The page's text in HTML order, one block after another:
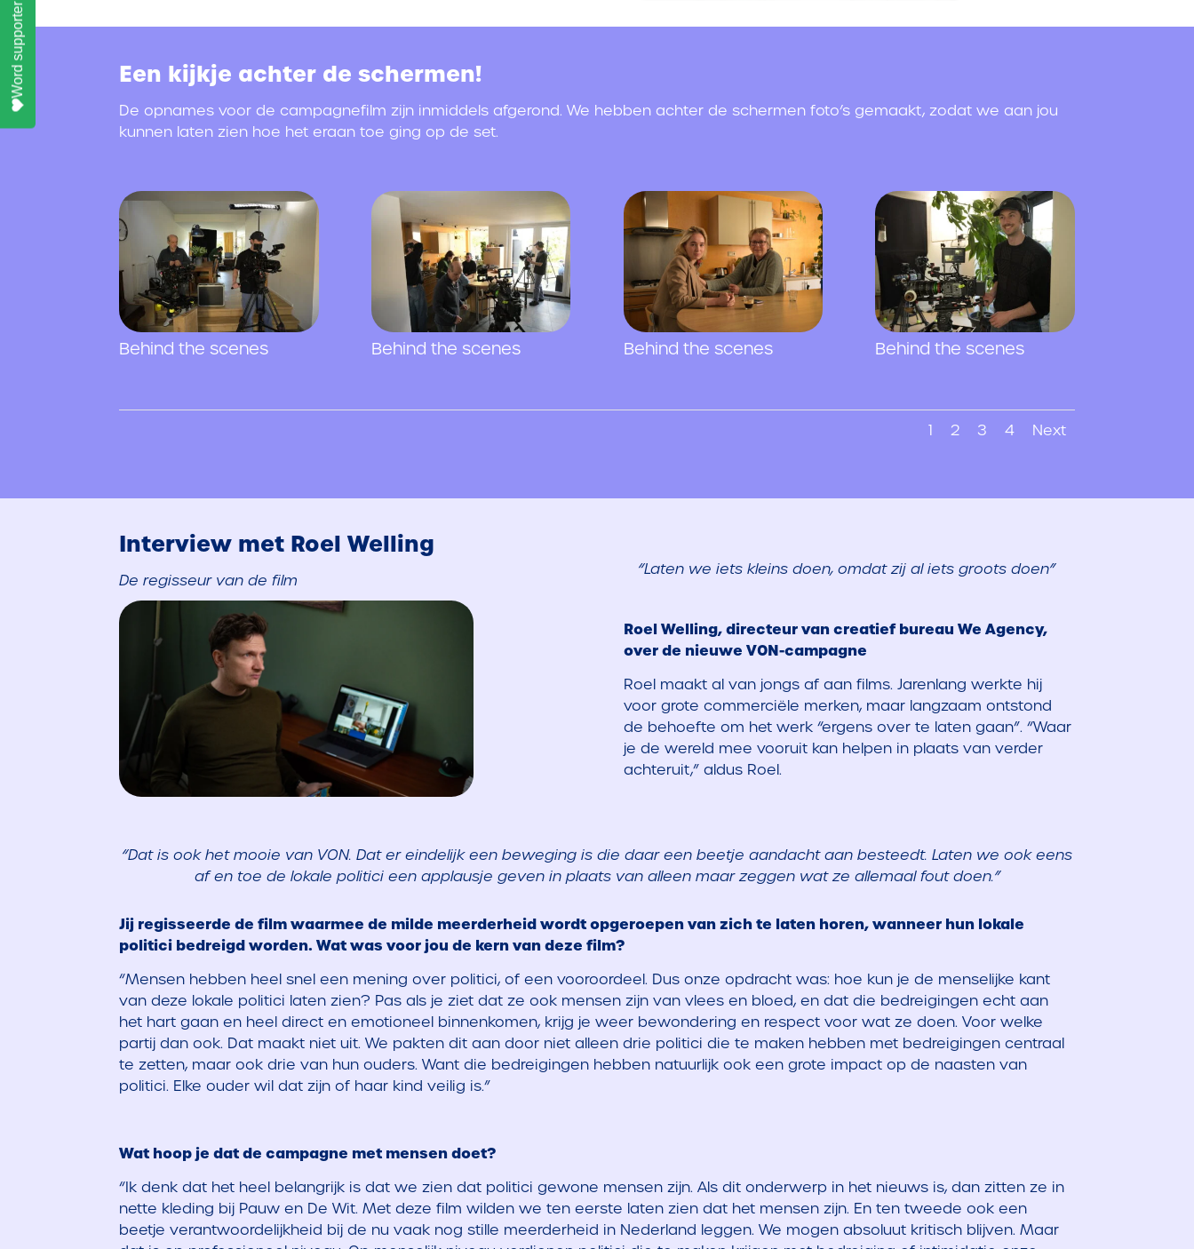
Een kijkje achter de schermen!
De opnames voor de campagnefilm zijn inmiddels afgerond. We hebben achter de schermen foto’s gemaakt, zodat we aan jou
kunnen laten zien hoe het eraan toe ging op de set.
Behind the scenes Behind the scenes Behind the scenes Behind the scenes
1 2 3 4 Next
Interview met Roel Welling
De regisseur van de film
“Laten we iets kleins doen, omdat zij al iets groots doen”
Roel Welling, directeur van creatief bureau We Agency,
over de nieuwe VON-campagne
Roel maakt al van jongs af aan films. Jarenlang werkte hij
voor grote commerciële merken, maar langzaam ontstond
de behoefte om het werk “ergens over te laten gaan”. “Waar
je de wereld mee vooruit kan helpen in plaats van verder
achteruit,” aldus Roel.
“Dat is ook het mooie van VON. Dat er eindelijk een beweging is die daar een beetje aandacht aan besteedt. Laten we ook eens
af en toe de lokale politici een applausje geven in plaats van alleen maar zeggen wat ze allemaal fout doen.”
Jij regisseerde de film waarmee de milde meerderheid wordt opgeroepen van zich te laten horen, wanneer hun lokale
politici bedreigd worden.Wat was voor jou de kern van deze film?
“Mensen hebben heel snel een mening over politici, of een vooroordeel. Dus onze opdracht was: hoe kun je de menselijke kant
van deze lokale politici laten zien? Pas als je ziet dat ze ook mensen zijn van vlees en bloed, en dat die bedreigingen echt aan
het hart gaan en heel direct en emotioneel binnenkomen, krijg je weer bewondering en respect voor wat ze doen. Voor welke
partij dan ook. Dat maakt niet uit. We pakten dit aan door niet alleen drie politici die te maken hebben met bedreigingen centraal
te zetten, maar ook drie van hun ouders. Want die bedreigingen hebben natuurlijk ook een grote impact op de naasten van
politici. Elke ouder wil dat zijn of haar kind veilig is.”
Wat hoop je dat de campagne met mensen doet?
“Ik denk dat het heel belangrijk is dat we zien dat politici gewone mensen zijn.Als dit onderwerp in het nieuws is, dan zitten ze in
nette kleding bij Pauw en De Wit. Met deze film wilden we ten eerste laten zien dat het mensen zijn. En ten tweede ook een
beetje verantwoordelijkheid bij de nu vaak nog stille meerderheid in Nederland leggen. We mogen absoluut kritisch blijven. Maar
Word supporter